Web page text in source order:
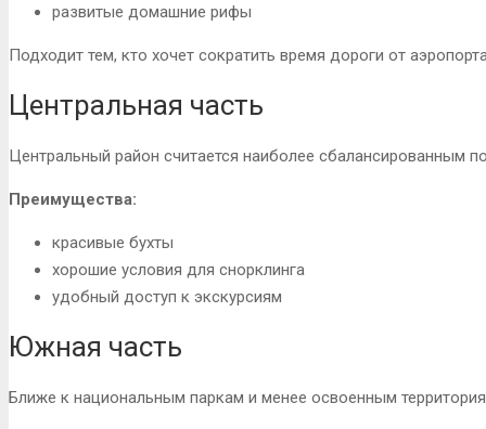
развитые домашние рифы
Подходит тем, кто хочет сократить время дороги от
Центральная часть
Центральный район считается наиболее сбалансированным
Преимущества:
красивые бухты
хорошие условия для снорклинга
удобный доступ к экскурсиям
Южная часть
Ближе к национальным паркам и менее освоенным